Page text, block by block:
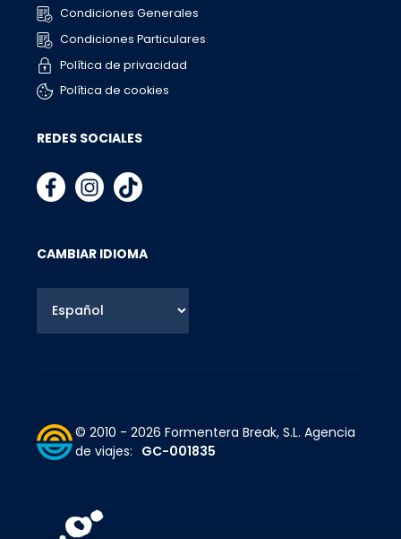
Condiciones Generales
Condiciones Particulares
Política de privacidad
Política de cookies
REDES SOCIALES
CAMBIAR IDIOMA
© 2010 - 2026 Formentera Break, S.L. Agencia
de viajes: GC-001835